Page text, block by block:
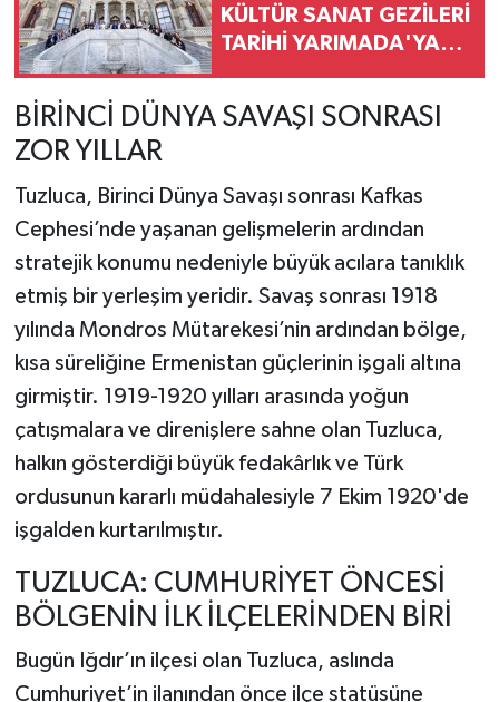
KÜLTÜR SANAT GEZİLERİ
TARİHİ YARIMADA'YA
BİRİNCİ DÜNYA SAVAŞI SONRASI
ZOR YILLAR
Tuzluca, Birinci Dünya Savaşı sonrası Kafkas
Cephesi’nde yaşanan gelişmelerin ardından
stratejik konumu nedeniyle büyük acılara tanıklık
etmiş bir yerleşim yeridir. Savaş sonrası 1918
yılında Mondros Mütarekesi’nin ardından bölge,
kısa süreliğine Ermenistan güçlerinin işgali altına
girmiştir. 1919-1920 yılları arasında yoğun
çatışmalara ve direnişlere sahne olan Tuzluca,
halkın gösterdiği büyük fedakârlık ve Türk
ordusunun kararlı müdahalesiyle 7 Ekim 1920'de
işgalden kurtarılmıştır.
TUZLUCA: CUMHURİYET ÖNCESİ
BÖLGENİN İLK İLÇELERİNDEN BİRİ
Bugün Iğdır’ın ilçesi olan Tuzluca, aslında
Cumhuriyet’in ilanından önce ilçe statüsüne